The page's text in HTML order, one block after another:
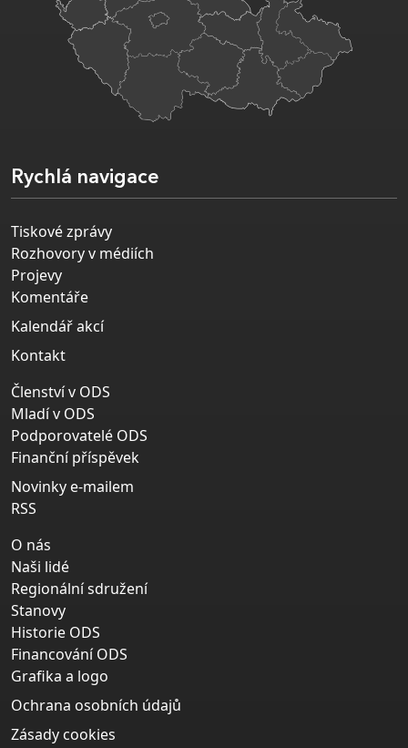
Rychlá navigace
Tiskové zprávy
Rozhovory v médiích
Projevy
Komentáře
Kalendář akcí
Kontakt
Členství v ODS
Mladí v ODS
Podporovatelé ODS
Finanční příspěvek
Novinky e-mailem
RSS
O nás
Naši lidé
Regionální sdružení
Stanovy
Historie ODS
Financování ODS
Grafika a logo
Ochrana osobních údajů
Zásady cookies